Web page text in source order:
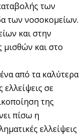
των
των νοσοκομείων.
και στην
μισθών και στο
από τα καλύτερα
σε
της
πίσω η
ελλείψεις